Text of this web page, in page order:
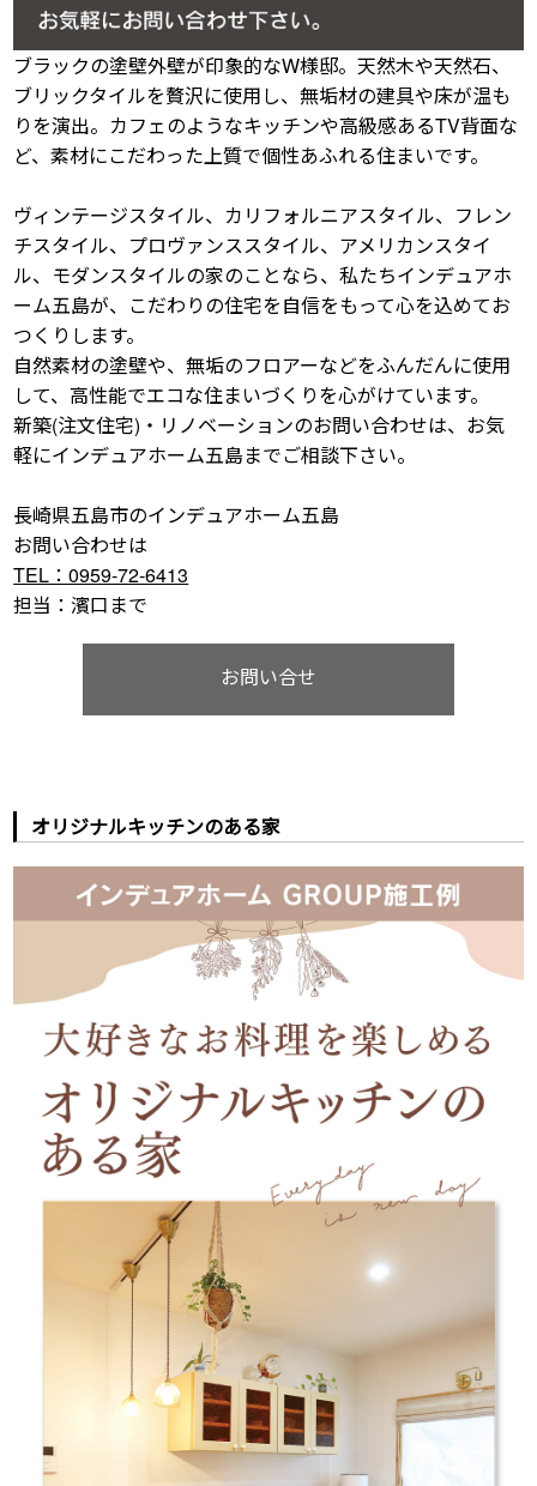
ブラックの塗壁外壁が印象的なW様邸。天然木や天然石、
ブリックタイルを贅沢に使用し、無垢材の建具や床が温も
りを演出。カフェのようなキッチンや高級感あるTV背面な
ど、素材にこだわった上質で個性あふれる住まいです。
ヴィンテージスタイル、カリフォルニアスタイル、フレン
チスタイル、プロヴァンススタイル、アメリカンスタイ
ル、モダンスタイルの家のことなら、私たちインデュアホ
ーム五島が、こだわりの住宅を自信をもって心を込めてお
つくりします。
自然素材の塗壁や、無垢のフロアーなどをふんだんに使用
して、高性能でエコな住まいづくりを心がけています。
新築(注文住宅)・リノベーションのお問い合わせは、お気
軽にインデュアホーム五島までご相談下さい。
長崎県五島市のインデュアホーム五島
お問い合わせは
TEL：0959-72-6413
担当：濱口まで
お問い合せ
オリジナルキッチンのある家